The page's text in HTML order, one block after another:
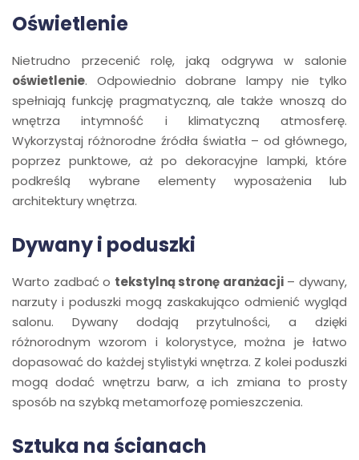
Oświetlenie
Nietrudno przecenić rolę, jaką odgrywa w salonie
oświetlenie. Odpowiednio dobrane lampy nie tylko
spełniają funkcję pragmatyczną, ale także wnoszą do
wnętrza intymność i klimatyczną atmosferę.
Wykorzystaj różnorodne źródła światła – od głównego,
poprzez punktowe, aż po dekoracyjne lampki, które
podkreślą wybrane elementy wyposażenia lub
architektury wnętrza.
Dywany i poduszki
Warto zadbać o tekstylną stronę aranżacji– dywany,
narzuty i poduszki mogą zaskakująco odmienić wygląd
salonu. Dywany dodają przytulności, a dzięki
różnorodnym wzorom i kolorystyce, można je łatwo
dopasować do każdej stylistyki wnętrza. Z kolei poduszki
mogą dodać wnętrzu barw, a ich zmiana to prosty
sposób na szybką metamorfozę pomieszczenia.
Sztuka na ścianach